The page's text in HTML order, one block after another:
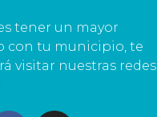
tener un mayor
con tu municipio, te
visitar nuestras redes